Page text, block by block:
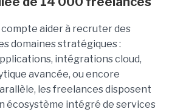
compte aider à recruter des
domaines stratégiques :
intégrations cloud,
avancée, ou encore
les freelances disposent
écosystème intégré de services